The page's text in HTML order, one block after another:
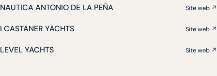
NAUTICA ANTONIO DE LA PEÑA Site web ↗
I CASTANER YACHTS Site web ↗
LEVEL YACHTS Site web ↗